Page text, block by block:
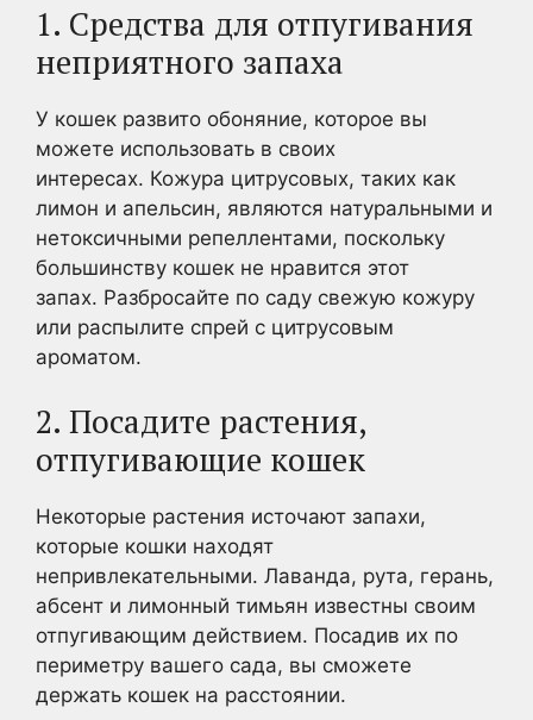
1. Средства для отпугивания
неприятного запаха
У кошек развито обоняние, которое вы
можете использовать в своих
интересах. Кожура цитрусовых, таких как
лимон и апельсин, являются натуральными и
нетоксичными репеллентами, поскольку
большинству кошек не нравится этот
запах. Разбросайте по саду свежую кожуру
или распылите спрей с цитрусовым
ароматом.
2. Посадите растения,
отпугивающие кошек
Некоторые растения источают запахи,
которые кошки находят
непривлекательными. Лаванда, рута, герань,
абсент и лимонный тимьян известны своим
отпугивающим действием. Посадив их по
периметру вашего сада, вы сможете
держать кошек на расстоянии.